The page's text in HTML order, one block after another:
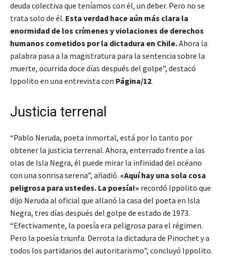
deuda colectiva que teníamos con él, un deber. Pero no se
trata solo de él. Esta verdad hace aún más clara la
enormidad de los crímenes y violaciones de derechos
humanos cometidos por la dictadura en Chile.Ahora la
palabra pasa a la magistratura para la sentencia sobre la
muerte, ocurrida doce días después del golpe”, destacó
Ippolito en una entrevista con Página/12.
Justicia terrenal
“Pablo Neruda, poeta inmortal, está por lo tanto por
obtener la justicia terrenal. Ahora, enterrado frente a las
olas de Isla Negra, él puede mirar la infinidad del océano
con una sonrisa serena”, añadió. «Aquí hay una sola cosa
peligrosa para ustedes. La poesía!» recordó Ippolito que
dijo Neruda al oficial que allanó la casa del poeta en Isla
Negra, tres días después del golpe de estado de 1973.
“Efectivamente, la poesía era peligrosa para el régimen.
Pero la poesía triunfa. Derrota la dictadura de Pinochet y a
todos los partidarios del autoritarismo”, concluyó Ippolito.